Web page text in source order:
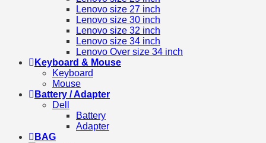
Lenovo size 27 inch
Lenovo size 30 inch
Lenovo size 32 inch
Lenovo size 34 inch
Lenovo Over size 34 inch
Keyboard & Mouse
Keyboard
Mouse
Battery / Adapter
Dell
Battery
Adapter
BAG